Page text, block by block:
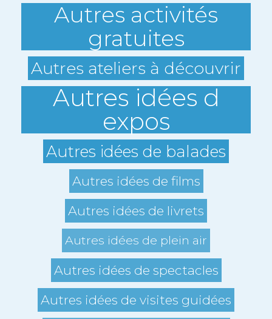
Autres activités
gratuites
Autres ateliers à découvrir
Autres idées d
expos
Autres idées de balades
Autres idées de films
Autres idées de livrets
Autres idées de plein air
Autres idées de spectacles
Autres idées de visites guidées